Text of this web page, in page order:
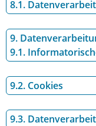
8.1.
9.
9.1.
9.2. Cookies
9.3.